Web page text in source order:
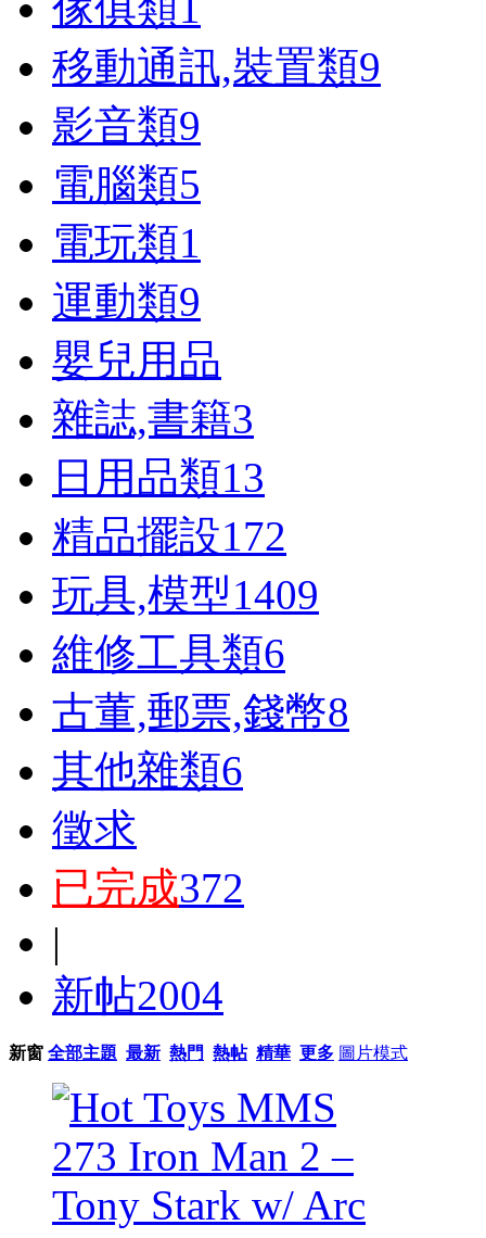
移動通訊,裝置類9
影音類9
電腦類5
電玩類1
運動類9
嬰兒用品
雜誌,書籍3
日用品類13
精品擺設172
玩具,模型1409
維修工具類6
古董,郵票,錢幣8
其他雜類6
徵求
已完成372
|
新帖2004
新窗 全部主題 最新 熱門 熱帖 精華 更多 圖片模式